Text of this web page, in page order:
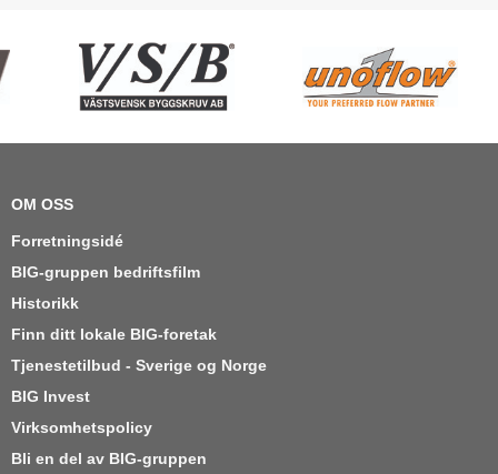
OM OSS
Forretningsidé
BIG-gruppen bedriftsfilm
Historikk
Finn ditt lokale BIG-foretak
Tjenestetilbud - Sverige og Norge
BIG Invest
Virksomhetspolicy
Bli en del av BIG-gruppen